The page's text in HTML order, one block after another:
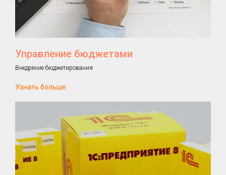
Управление бюджетами
Внедрение бюджетирования
Узнать больше